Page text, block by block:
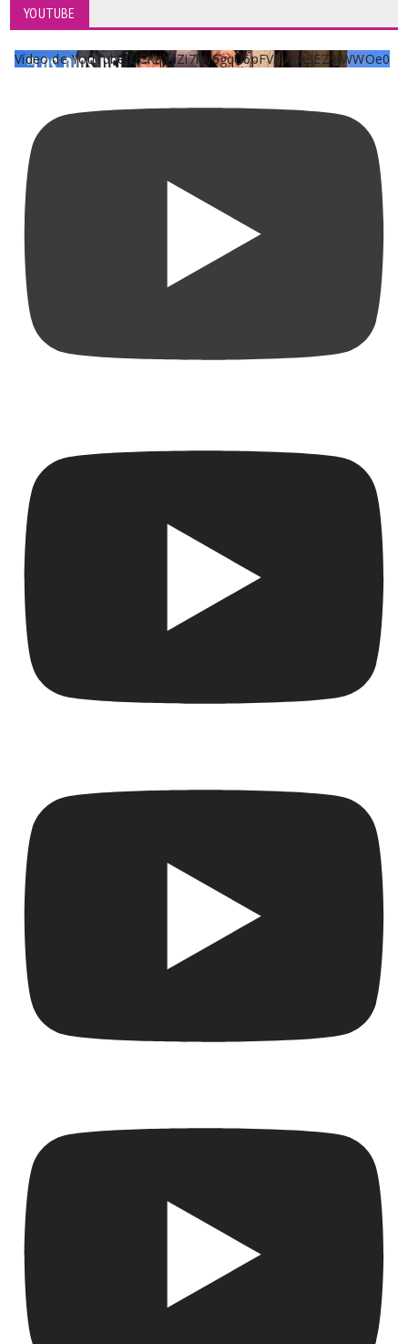
YOUTUBE
Vídeo de YouTube UCKqYjiZi7lzy6gqU6pFVFiA_A3EZ9JWWOe0